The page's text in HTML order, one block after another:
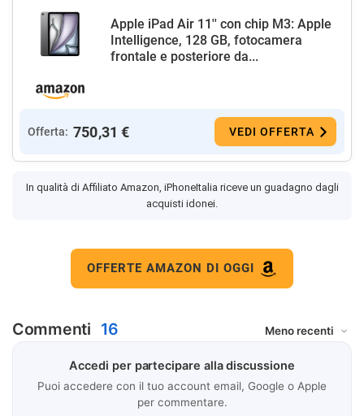
Apple iPad Air 11'' con chip M3: Apple
Intelligence, 128 GB, fotocamera
frontale e posteriore da...
Offerta: 750,31 € VEDI OFFERTA
In qualità di Affiliato Amazon, iPhoneItalia riceve un guadagno dagli
acquisti idonei.
OFFERTE AMAZON DI OGGI
Commenti 16
Accedi per partecipare alla discussione
Puoi accedere con il tuo account email, Google o Apple
per commentare.